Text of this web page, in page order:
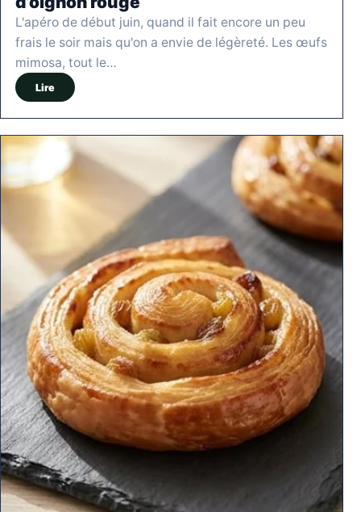
L'apéro de début juin, quand il fait encore un peu
frais le soir mais qu'on a envie de légèreté. Les œufs
mimosa, tout le…
Lire